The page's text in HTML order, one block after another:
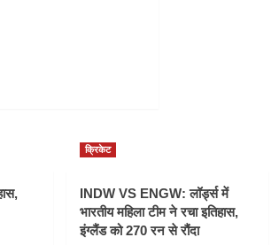
क्रिकेट
INDW VS ENGW: लॉर्ड्स में
भारतीय महिला टीम ने रचा इतिहास,
इंग्लैंड को 270 रन से रौंदा